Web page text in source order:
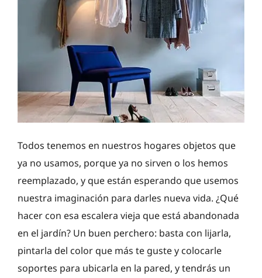
Todos tenemos en nuestros hogares objetos que
ya no usamos, porque ya no sirven o los hemos
reemplazado, y que están esperando que usemos
nuestra imaginación para darles nueva vida. ¿Qué
hacer con esa escalera vieja que está abandonada
en el jardín? Un buen perchero: basta con lijarla,
pintarla del color que más te guste y colocarle
soportes para ubicarla en la pared, y tendrás un